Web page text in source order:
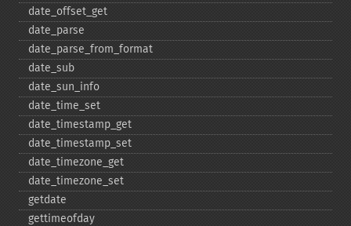
date_​offset_​get
date_​parse
date_​parse_​from_​format
date_​sub
date_​sun_​info
date_​time_​set
date_​timestamp_​get
date_​timestamp_​set
date_​timezone_​get
date_​timezone_​set
getdate
gettimeofday